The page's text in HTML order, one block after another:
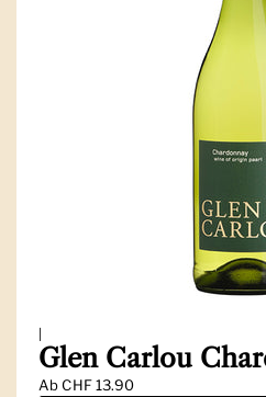
|
Glen Carlou
AbCHF 13.90